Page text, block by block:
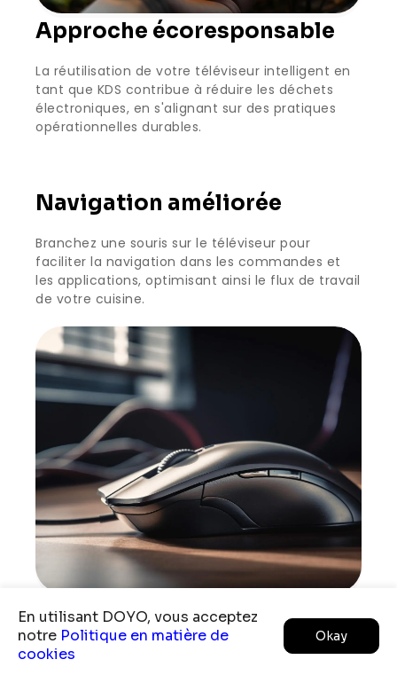
Approche écoresponsable
La réutilisation de votre téléviseur intelligent en
tant que KDS contribue à réduire les déchets
électroniques, en s'alignant sur des pratiques
opérationnelles durables.
Navigation améliorée
Branchez une souris sur le téléviseur pour
faciliter la navigation dans les commandes et
les applications, optimisant ainsi le flux de travail
de votre cuisine.
En utilisant DOYO, vous acceptez
notre Politique en matière de
cookies
Okay